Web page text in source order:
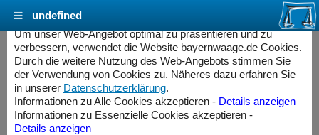
METTLER-TOLEDO NewClassic ML303T
Wägebereich: 320 g, Ablesbarkeit: 0,001 g, nicht eichfähig
Cookie Einstellungen - bayernwaage.de
Um unser Web-Angebot optimal zu präsentieren und zu
verbessern, verwendet die Website bayernwaage.de Cookies.
Durch die weitere Nutzung des Web-Angebots stimmen Sie
der Verwendung von Cookies zu. Näheres dazu erfahren Sie
in unserer Datenschutzerklärung.
Informationen zu Alle Cookies akzeptieren - Details anzeigen
Informationen zu Essenzielle Cookies akzeptieren -
Details anzeigen
undefined